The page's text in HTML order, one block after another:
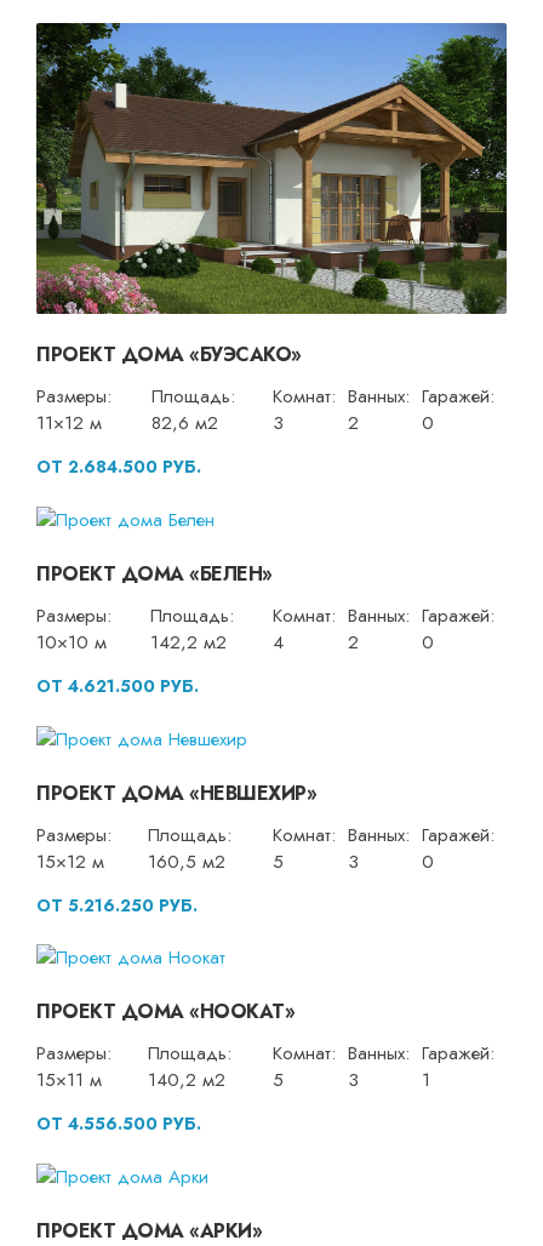
ПРОЕКТ ДОМА «БУЭСАКО»
Размеры:
11×12 м
Площадь:
82,6 м2
Комнат:
3
Ванных:
2
Гаражей:
0
ОТ 2.684.500 РУБ.
ПРОЕКТ ДОМА «БЕЛЕН»
Размеры:
10×10 м
Площадь:
142,2 м2
Комнат:
4
Ванных:
2
Гаражей:
0
ОТ 4.621.500 РУБ.
ПРОЕКТ ДОМА «НЕВШЕХИР»
Размеры:
15×12 м
Площадь:
160,5 м2
Комнат:
5
Ванных:
3
Гаражей:
0
ОТ 5.216.250 РУБ.
ПРОЕКТ ДОМА «НООКАТ»
Размеры:
15×11 м
Площадь:
140,2 м2
Комнат:
5
Ванных:
3
Гаражей:
1
ОТ 4.556.500 РУБ.
ПРОЕКТ ДОМА «АРКИ»